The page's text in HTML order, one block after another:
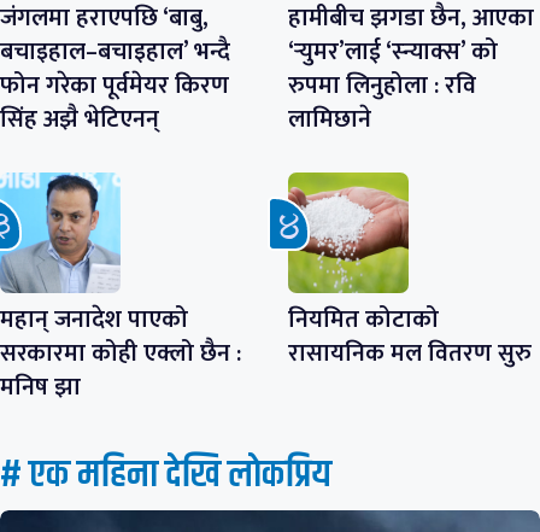
जंगलमा हराएपछि ‘बाबु,
बचाइहाल–बचाइहाल’ भन्दै
फोन गरेका पूर्वमेयर किरण
सिंह अझै भेटिएनन्
हामीबीच झगडा छैन, आएका
‘र्‍युमर’लाई ‘स्न्याक्स’ को
रुपमा लिनुहोला : रवि
लामिछाने
महान् जनादेश पाएको
सरकारमा कोही एक्लो छैन :
मनिष झा
नियमित कोटाको
रासायनिक मल वितरण सुरु
# एक महिना देखि लाेकप्रिय